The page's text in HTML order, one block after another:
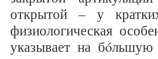
открытой – у
физиологическая
указывает на бóльшую